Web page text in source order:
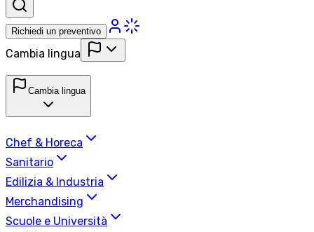
Richiedi un preventivo
Cambia lingua
Cambia lingua
Chef & Horeca
Sanitario
Edilizia & Industria
Merchandising
Scuole e Università